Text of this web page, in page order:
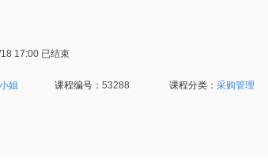
17:00 已结束
姐 课程编号： 53288 课程分类： 采购管理